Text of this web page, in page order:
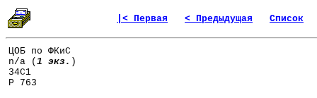
|< Первая < Предыдущая Список
ЦОБ по ФКиС
n/a ( 1 экз. )
34С1
Р 763